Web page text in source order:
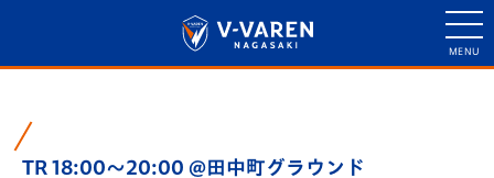
TR 18:00～20:00 @田中町グラウンド